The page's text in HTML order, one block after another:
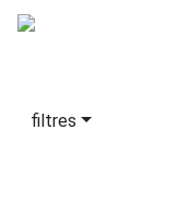
filtres